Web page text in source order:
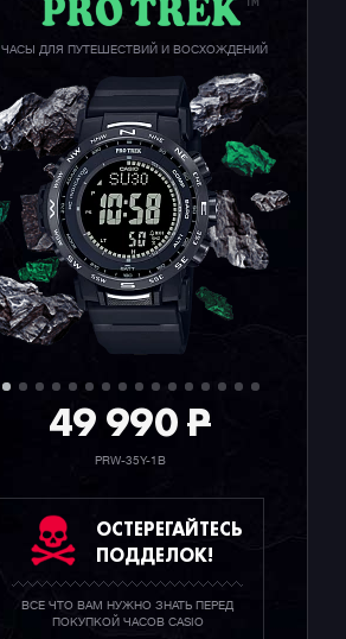
ЧАСЫ ДЛЯ ПУТЕШЕСТВИЙ И ВОСХОЖДЕНИЙ
49 990P
PRW-35Y-1B
ОСТЕРЕГАЙТЕСЬ
ПОДДЕЛОК!
ВСЕ ЧТО ВАМ НУЖНО ЗНАТЬ ПЕРЕД
ПОКУПКОЙ ЧАСОВ CASIO